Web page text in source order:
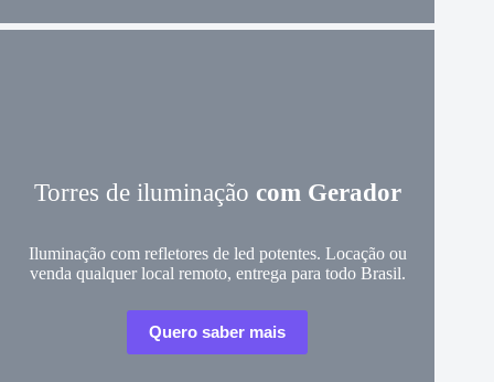
Torres de iluminação com Gerador
Iluminação com refletores de led potentes. Locação ou
venda qualquer local remoto, entrega para todo Brasil.
Quero saber mais